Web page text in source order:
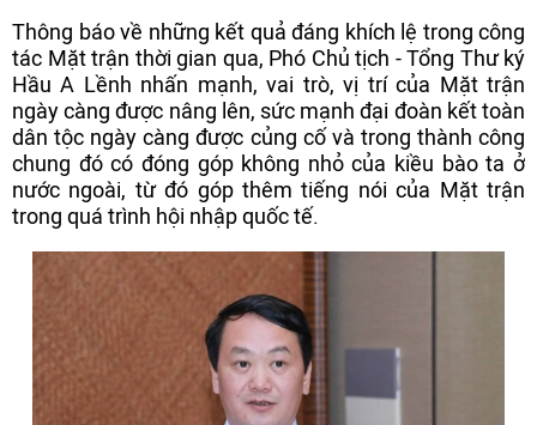
Thông báo về những kết quả đáng khích lệ trong công
tác Mặt trận thời gian qua, Phó Chủ tịch - Tổng Thư ký
Hầu A Lềnh nhấn mạnh, vai trò, vị trí của Mặt trận
ngày càng được nâng lên, sức mạnh đại đoàn kết toàn
dân tộc ngày càng được củng cố và trong thành công
chung đó có đóng góp không nhỏ của kiều bào ta ở
nước ngoài, từ đó góp thêm tiếng nói của Mặt trận
trong quá trình hội nhập quốc tế.